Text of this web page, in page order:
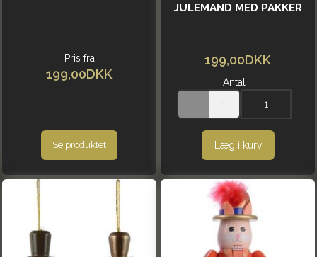
Pris fra
199,00DKK
Se produktet
JULEMAND MED PAKKER
199,00DKK
Antal
Læg i kurv